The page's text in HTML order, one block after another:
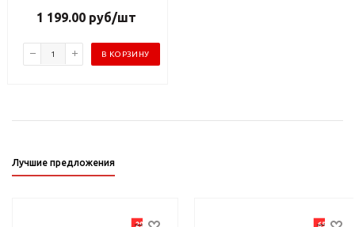
1 199.00 руб/шт
В КОРЗИНУ
Лучшие предложения